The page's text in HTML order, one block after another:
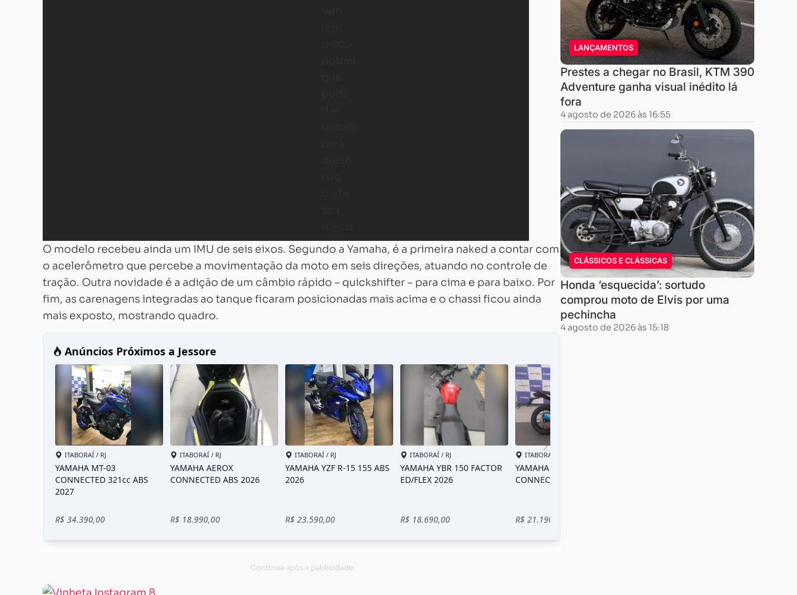
O modelo recebeu ainda um IMU de seis eixos. Segundo a Yamaha, é a primeira naked a contar com
o acelerômetro que percebe a movimentação da moto em seis direções, atuando no controle de
tração. Outra novidade é a adição de um câmbio rápido – quickshifter – para cima e para baixo. Por
fim, as carenagens integradas ao tanque ficaram posicionadas mais acima e o chassi ficou ainda
mais exposto, mostrando quadro.
LANÇAMENTOS
Prestes a chegar no Brasil, KTM 390
Adventure ganha visual inédito lá
fora
4 agosto de 2026 às 16:55
CLÁSSICOS E CLÁSSICAS
Honda ‘esquecida’: sortudo
comprou moto de Elvis por uma
pechincha
4 agosto de 2026 às 15:18